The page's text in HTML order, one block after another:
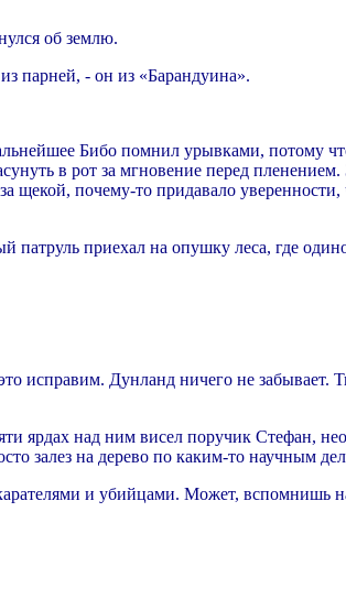
об землю.
парней, - он из «Барандуина».
Бибо помнил урывками, потому
в рот за мгновение перед
щекой, почему-то придавало
патруль приехал на опушку леса, где
исправим. Дунланд ничего не
ярдах над ним висел поручик Стефан,
залез на дерево по каким-то научным
и убийцами. Может, вспомнишь